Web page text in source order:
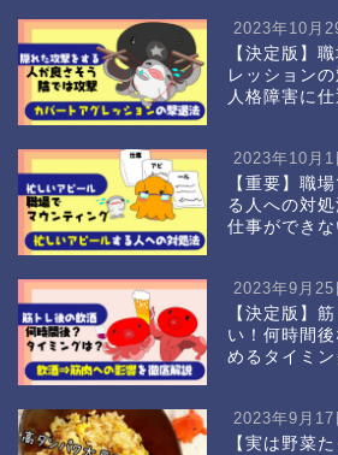
2023年10月
【決定版】
レッション
人格障害に
2023年10月1
【重要】職
る人への対
仕事ができな
2023年9月25
【決定版】
い！何時間
めるタイミン
2023年9月17
【実は野菜